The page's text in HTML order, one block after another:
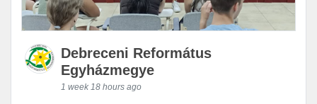
Debreceni Református
Egyházmegye
1 week 18 hours ago